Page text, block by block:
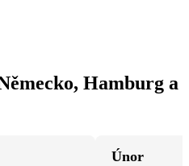
Hamburg a
Únor